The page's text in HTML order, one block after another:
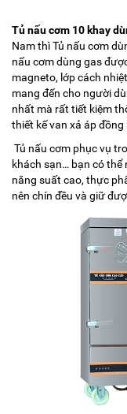
Tủ nấu cơm 10 khay
Nam thì Tủ nấu cơm
nấu cơm dùng gas
magneto, lớp cách
mang đến cho người
nhất mà rất tiết kiệm
thiết kế van xả áp
Tủ nấu cơm phục vụ
khách sạn… bạn có
năng suất cao, thực
nên chín đều và giữ